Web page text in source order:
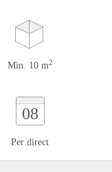
Min. 10 m2
08
Per direct